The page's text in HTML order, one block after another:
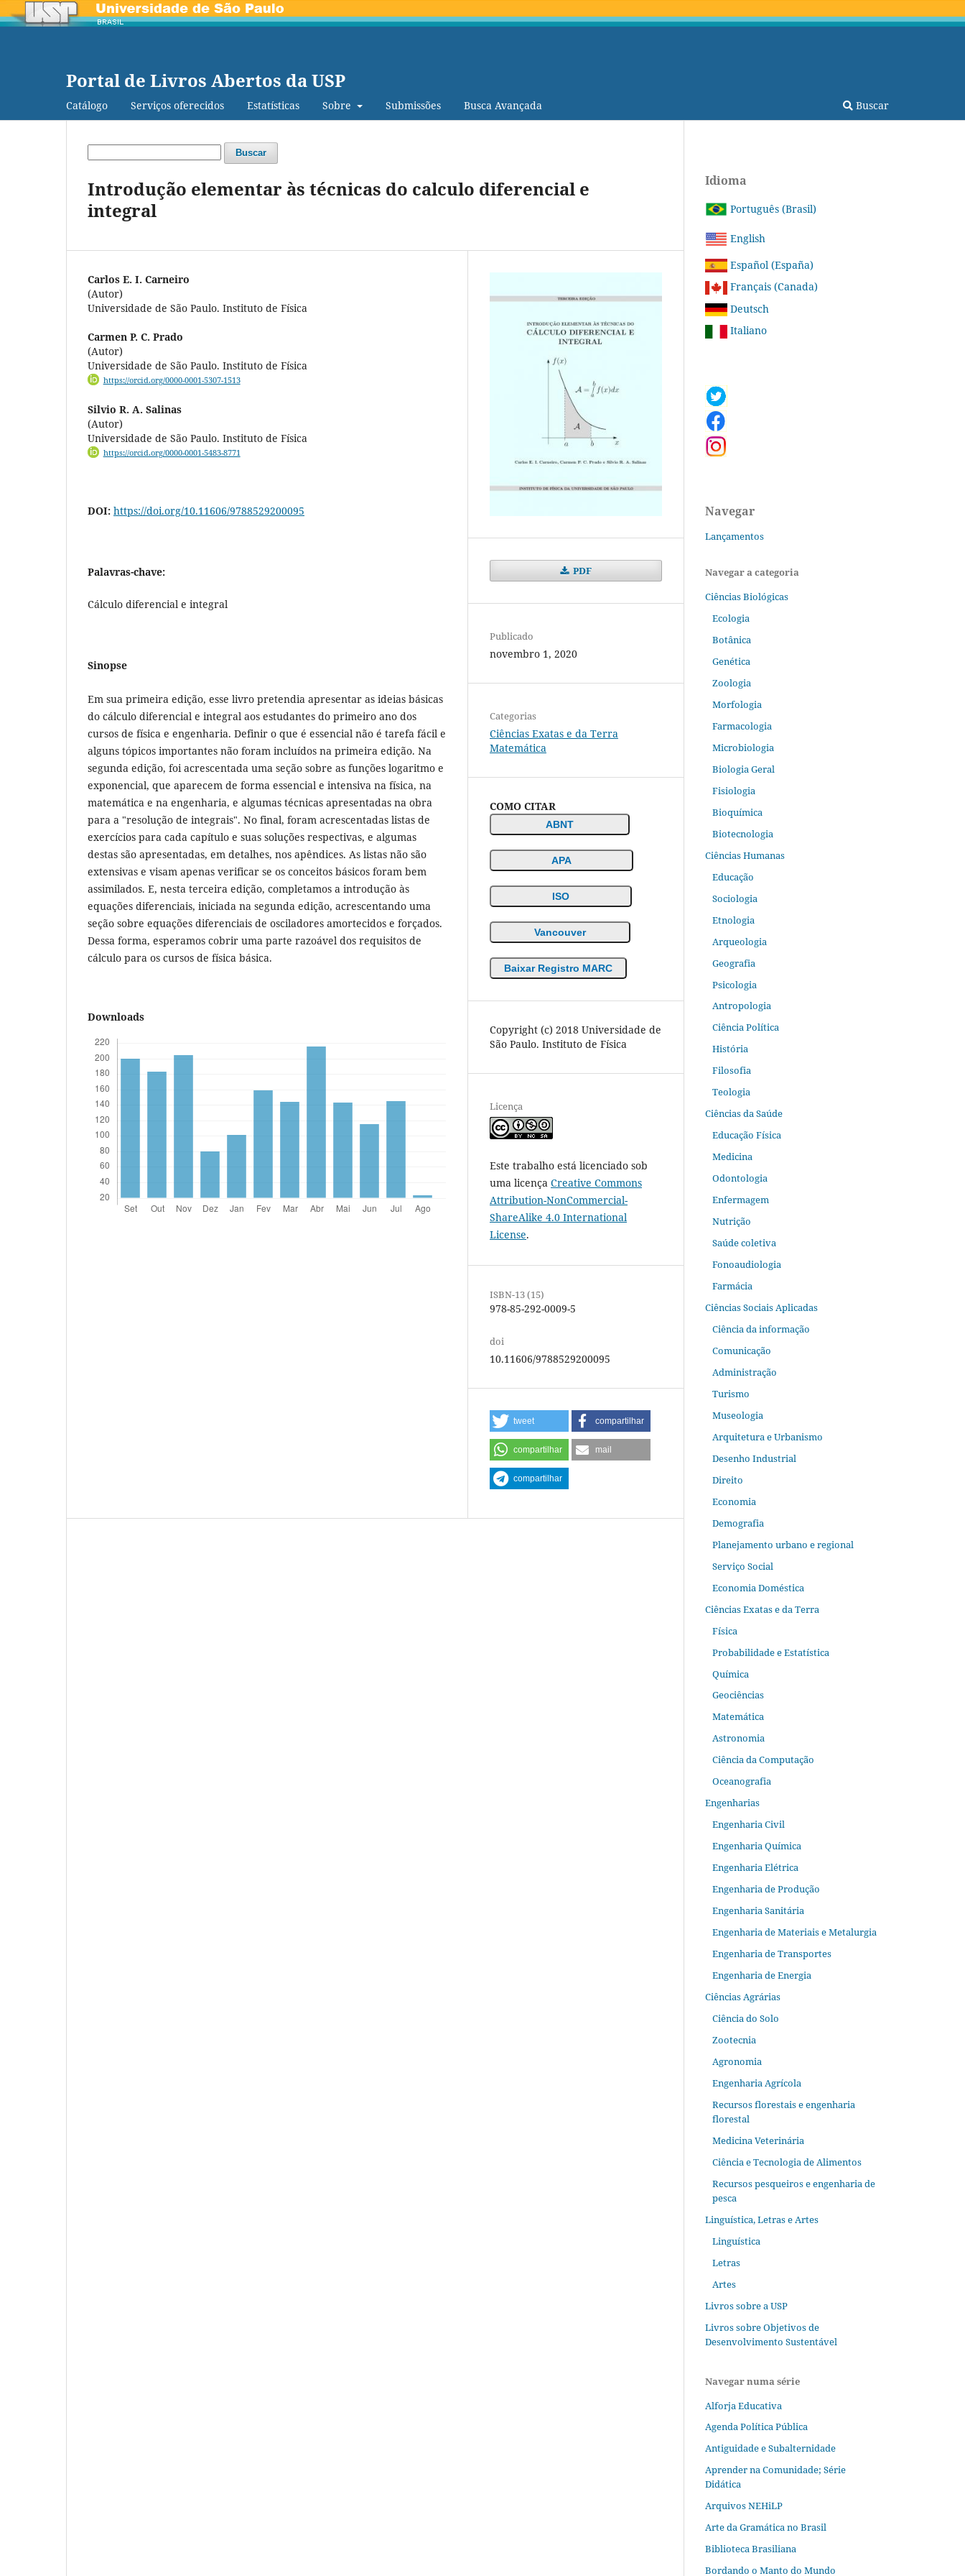
Portal de Livros Abertos da USP
Catálogo Serviços oferecidos Estatísticas Sobre Submissões Busca Avançada Buscar
Buscar
Introdução elementar às técnicas do calculo diferencial e
integral
Carlos E. I. Carneiro
(Autor)
Universidade de São Paulo. Instituto de Física
Carmen P. C. Prado
(Autor)
Universidade de São Paulo. Instituto de Física
https://orcid.org/0000-0001-5307-1513
Silvio R. A. Salinas
(Autor)
Universidade de São Paulo. Instituto de Física
https://orcid.org/0000-0001-5483-8771
DOI: https://doi.org/10.11606/9788529200095
Palavras-chave:
Cálculo diferencial e integral
Sinopse
Em sua primeira edição, esse livro pretendia apresentar as ideias básicas
do cálculo diferencial e integral aos estudantes do primeiro ano dos
cursos de física e engenharia. Definir o que é essencial não é tarefa fácil e
alguns tópicos importantes não foram incluídos na primeira edição. Na
segunda edição, foi acrescentada uma seção sobre as funções logaritmo e
exponencial, que aparecem de forma essencial e intensiva na física, na
matemática e na engenharia, e algumas técnicas apresentadas na obra
para a "resolução de integrais". No final, foram acrescentadas listas de
exercícios para cada capítulo e suas soluções respectivas, e algumas
destas são apresentadas, em detalhes, nos apêndices. As listas não são
extensivas e visam apenas verificar se os conceitos básicos foram bem
assimilados. ​E, nesta terceira edição, completamos a introdução às
equações diferenciais, iniciada na segunda edição, acrescentando uma
seção sobre equações diferenciais de osciladores amortecidos e forçados.
Dessa forma, esperamos cobrir uma parte razoável dos requisitos de
cálculo para os cursos de física básica.
Downloads
PDF
Publicado
novembro 1, 2020
Categorias
Ciências Exatas e da Terra
Matemática
COMO CITAR
ABNT
APA
ISO
Vancouver
Baixar Registro MARC
Copyright (c) 2018 Universidade de
São Paulo. Instituto de Física
Licença
Este trabalho está licenciado sob
uma licença Creative Commons
Attribution-NonCommercial-
ShareAlike 4.0 International
License.
ISBN-13 (15)
978-85-292-0009-5
doi
10.11606/9788529200095
tweet compartilhar
compartilhar mail
compartilhar
Idioma
Português (Brasil)
English
Español (España)
Français (Canada)
Deutsch
Italiano
Navegar
Lançamentos
Navegar a categoria
Ciências Biológicas
Ecologia
Botânica
Genética
Zoologia
Morfologia
Farmacologia
Microbiologia
Biologia Geral
Fisiologia
Bioquímica
Biotecnologia
Ciências Humanas
Educação
Sociologia
Etnologia
Arqueologia
Geografia
Psicologia
Antropologia
Ciência Política
História
Filosofia
Teologia
Ciências da Saúde
Educação Física
Medicina
Odontologia
Enfermagem
Nutrição
Saúde coletiva
Fonoaudiologia
Farmácia
Ciências Sociais Aplicadas
Ciência da informação
Comunicação
Administração
Turismo
Museologia
Arquitetura e Urbanismo
Desenho Industrial
Direito
Economia
Demografia
Planejamento urbano e regional
Serviço Social
Economia Doméstica
Ciências Exatas e da Terra
Física
Probabilidade e Estatística
Química
Geociências
Matemática
Astronomia
Ciência da Computação
Oceanografia
Engenharias
Engenharia Civil
Engenharia Química
Engenharia Elétrica
Engenharia de Produção
Engenharia Sanitária
Engenharia de Materiais e Metalurgia
Engenharia de Transportes
Engenharia de Energia
Ciências Agrárias
Ciência do Solo
Zootecnia
Agronomia
Engenharia Agrícola
Recursos florestais e engenharia
florestal
Medicina Veterinária
Ciência e Tecnologia de Alimentos
Recursos pesqueiros e engenharia de
pesca
Linguística, Letras e Artes
Linguística
Letras
Artes
Livros sobre a USP
Livros sobre Objetivos de
Desenvolvimento Sustentável
Navegar numa série
Alforja Educativa
Agenda Política Pública
Antiguidade e Subalternidade
Aprender na Comunidade; Série
Didática
Arquivos NEHiLP
Arte da Gramática no Brasil
Biblioteca Brasiliana
Bordando o Manto do Mundo